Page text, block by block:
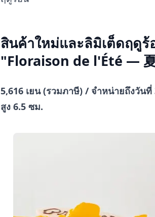
สินค้าใหม่และลิมิเต็ดฤดู
"Floraison de l'Été —
5,616 เยน (รวมภาษี) / จำหน่ายถึงวัน
สูง 6.5 ซม.